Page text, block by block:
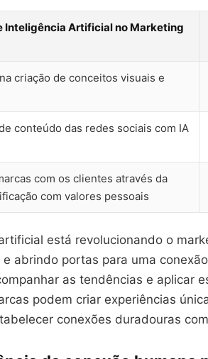
Inteligência Artificial no Marketing
na criação de conceitos visuais e
conteúdo das redes sociais com IA
com os clientes através da
com valores pessoais
está revolucionando o
abrindo portas para uma
as tendências e aplicar
podem criar experiências
conexões duradouras